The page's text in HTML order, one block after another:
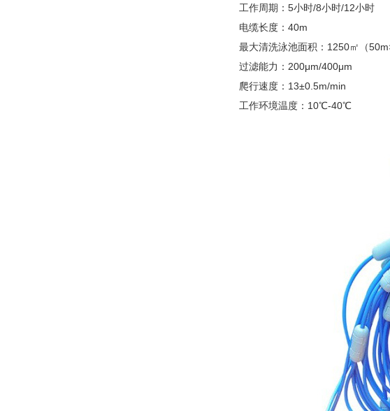
工作周期：5小时/8小时/12
电缆长度：40m 清洁
最大清洗泳池面积：1250㎡（
过滤能力：200μm/400μm
爬行速度：13±0.5m/min
工作环境温度：10℃-40℃